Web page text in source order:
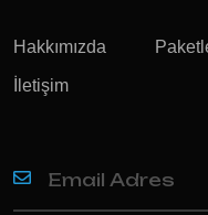
Hakkımızda
İletişim